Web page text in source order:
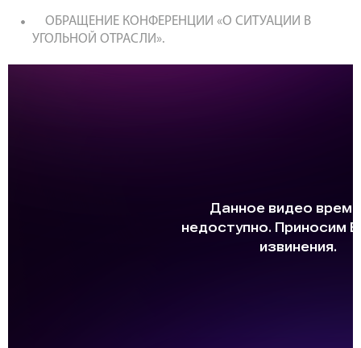
ОБРАЩЕНИЕ КОНФЕРЕНЦИИ «О СИТУАЦИИ В
УГОЛЬНОЙ ОТРАСЛИ».